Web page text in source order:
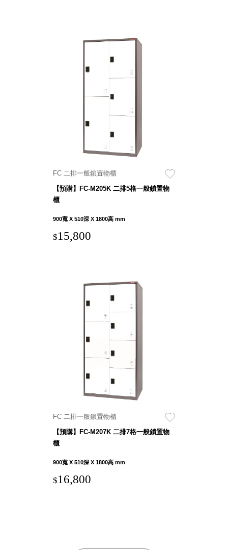
FC 二排一般鎖置物櫃
【預購】FC-M205K 二排5格一般鎖置物
櫃
900寬 X 510深 X 1800高 mm
$15,800
FC 二排一般鎖置物櫃
【預購】FC-M207K 二排7格一般鎖置物
櫃
900寬 X 510深 X 1800高 mm
$16,800